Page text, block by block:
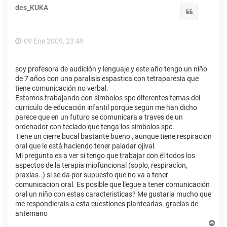
des_KUKA
09 Ene 2009, 23:49
soy profesora de audición y lenguaje y este año tengo un niño
de 7 años con una paralisis espastica con tetraparesia que
tiene comunicación no verbal.
Estamos trabajando con simbolos spc diferentes temas del
curriculo de educación infantil porque segun me han dicho
parece que en un futuro se comunicara a traves de un
ordenador con teclado que tenga los simbolos spc.
Tiene un cierre bucal bastante bueno , aunque tiene respiracion
oral que le está haciendo tener paladar ojival.
Mi pregunta es a ver si tengo que trabajar con él todos los
aspectos de la terapia miofuncional (soplo, respiracíon,
praxias..) si se da por supuesto que no va a tener
comunicacion oral. Es posible que llegue a tener comunicación
oral un niño con estas caracteristicas? Me gustaria mucho que
me respondierais a esta cuestiones planteadas. gracias de
antemano